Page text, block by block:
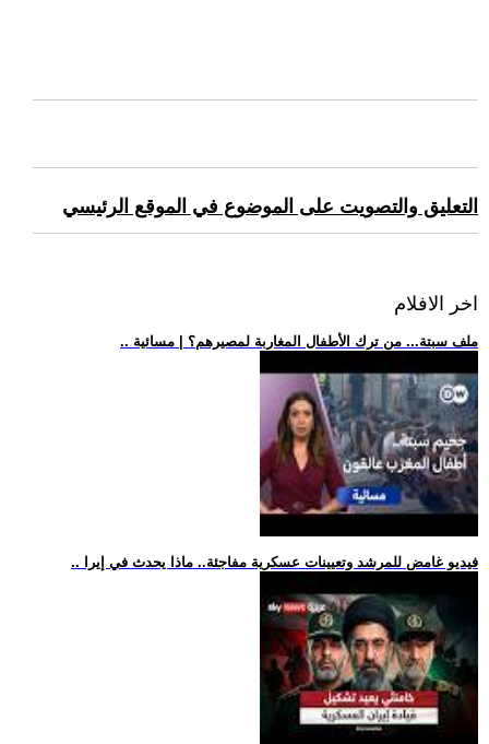
التعليق والتصويت على الموضوع في الموقع الرئيسي
اخر الافلام
.. ملف سبتة... من ترك الأطفال المغاربة لمصيرهم؟ | مسائية
.. فيديو غامض للمرشد وتعيينات عسكرية مفاجئة.. ماذا يحدث في إيرا